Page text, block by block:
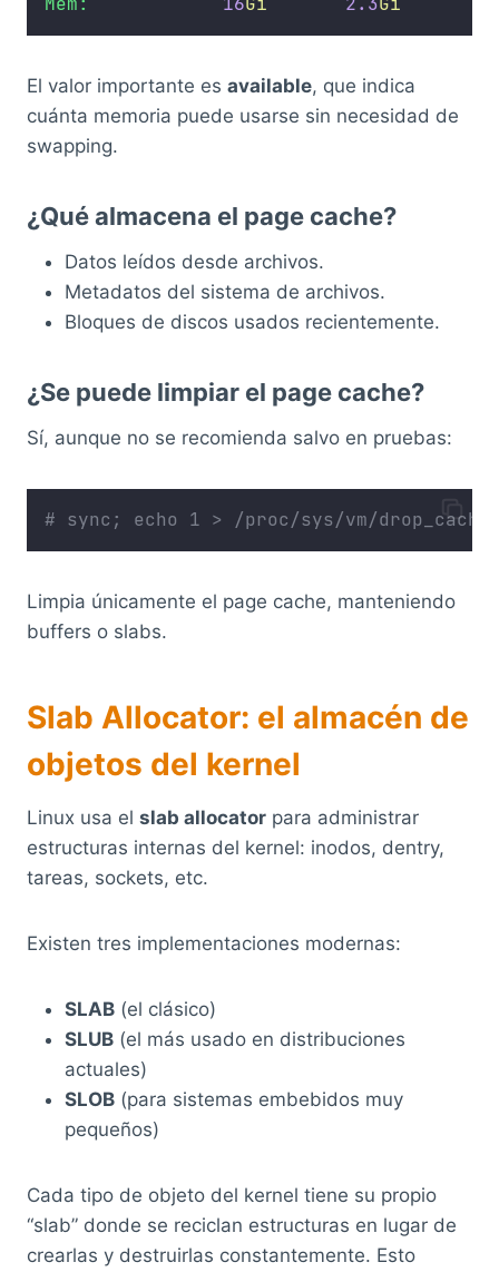
El valor importante es available, que indica
cuánta memoria puede usarse sin necesidad de
swapping.
¿Qué almacena el page cache?
Datos leídos desde archivos.
Metadatos del sistema de archivos.
Bloques de discos usados recientemente.
¿Se puede limpiar el page cache?
Sí, aunque no se recomienda salvo en pruebas:
# sync; echo 1 > /proc/sys/vm/
Limpia únicamente el page cache, manteniendo
buffers o slabs.
Slab Allocator: el almacén de
objetos del kernel
Linux usa el slab allocator para administrar
estructuras internas del kernel: inodos, dentry,
tareas, sockets, etc.
Existen tres implementaciones modernas:
SLAB (el clásico)
SLUB (el más usado en distribuciones
actuales)
SLOB (para sistemas embebidos muy
pequeños)
Cada tipo de objeto del kernel tiene su propio
“slab” donde se reciclan estructuras en lugar de
crearlas y destruirlas constantemente. Esto